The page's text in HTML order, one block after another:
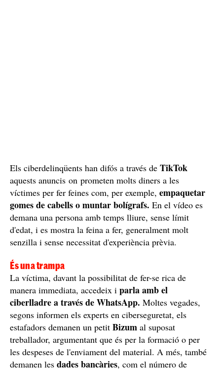
Els ciberdelinqüents han difós a través de TikTok
aquests anuncis on prometen molts diners a les
víctimes per fer feines com, per exemple, empaquetar
gomes de cabells o muntar bolígrafs. En el vídeo es
demana una persona amb temps lliure, sense límit
d'edat, i es mostra la feina a fer, generalment molt
senzilla i sense necessitat d'experiència prèvia.
És una trampa
La víctima, davant la possibilitat de fer-se rica de
manera immediata, accedeix i parla amb el
ciberlladre a través de WhatsApp. Moltes vegades,
segons informen els experts en ciberseguretat, els
estafadors demanen un petit Bizum al suposat
treballador, argumentant que és per la formació o per
les despeses de l'enviament del material. A més, també
demanen les dades bancàries, com el número de